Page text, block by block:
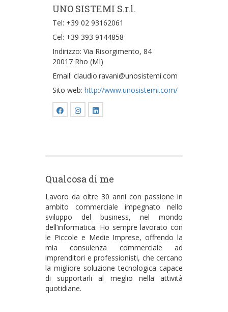
UNO SISTEMI S.r.l.
Tel: +39 02 93162061
Cel: +39 393 9144858
Indirizzo: Via Risorgimento, 84
20017 Rho (MI)
Email: claudio.ravani@unosistemi.com
Sito web: http://www.unosistemi.com/
Qualcosa di me
Lavoro da oltre 30 anni con passione in
ambito commerciale impegnato nello
sviluppo del business, nel mondo
dell’informatica. Ho sempre lavorato con
le Piccole e Medie Imprese, offrendo la
mia consulenza commerciale ad
imprenditori e professionisti, che cercano
la migliore soluzione tecnologica capace
di supportarli al meglio nella attività
quotidiane.